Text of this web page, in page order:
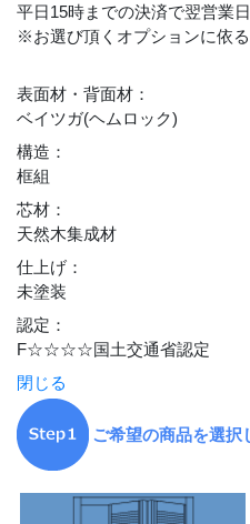
平日15時までの決済で翌営業
※お選び頂くオプションに依る
表面材・背面材 ：
ベイツガ(ヘムロック)
構造 ：
框組
芯材 ：
天然木集成材
仕上げ ：
未塗装
認定 ：
F☆☆☆☆国土交通省認定
閉じる
ご希望の商品を選択